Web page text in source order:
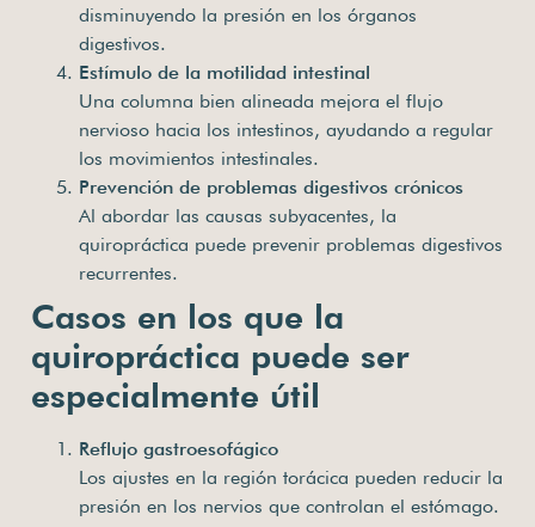
disminuyendo la presión en los órganos
digestivos.
Estímulo de la motilidad intestinal
Una columna bien alineada mejora el flujo
nervioso hacia los intestinos, ayudando a regular
los movimientos intestinales.
Prevención de problemas digestivos crónicos
Al abordar las causas subyacentes, la
quiropráctica puede prevenir problemas digestivos
recurrentes.
Casos en los que la
quiropráctica puede ser
especialmente útil
Reflujo gastroesofágico
Los ajustes en la región torácica pueden reducir la
presión en los nervios que controlan el estómago.